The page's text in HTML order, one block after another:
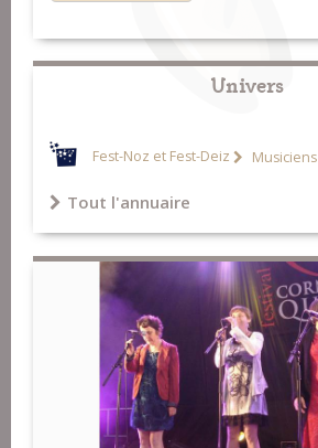
Univers
Fest-Noz et Fest-Deiz Musiciens
Tout l'annuaire